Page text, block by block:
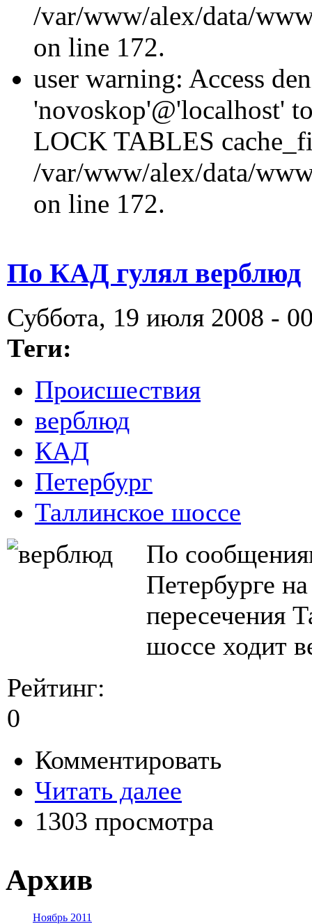
/var/www/alex/data/
on line 172.
user warning: Access
'novoskop'@'localhost'
LOCK TABLES
/var/www/alex/data/
on line 172.
По КАД гулял верблюд
Суббота, 19 июля 2008 -
Теги:
Происшествия
верблюд
КАД
Петербург
Таллинское шоссе
По
Петербурге
пересечения
шоссе ходит
Рейтинг:
0
Комментировать
Читать далее
1303 просмотра
Архив
Ноябрь 2011